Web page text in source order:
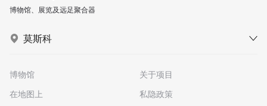
博物馆、展览及远足聚合器
莫斯科
博物馆
在地图上
关于项目
私隐政策